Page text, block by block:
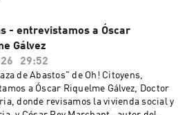
- entrevistamos a Óscar
Gálvez
29:52
de Abastos" de Oh! Citoyens,
a Óscar Riquelme Gálvez, Doctor
donde revisamos la vivienda social y